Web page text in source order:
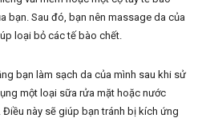
bạn. Sau đó, bạn nên massage da của
loại bỏ các tế bào chết.
bạn làm sạch da của mình sau khi sử
một loại sữa rửa mặt hoặc nước
này sẽ giúp bạn tránh bị kích ứng